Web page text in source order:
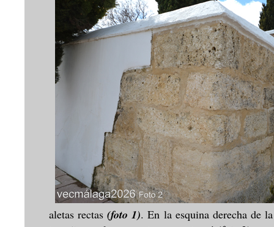
aletas rectas (foto 1). En la esquina derecha de